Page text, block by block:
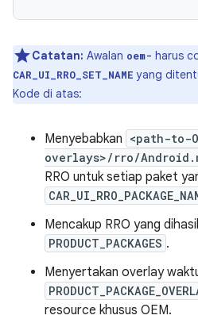
Catatan: Awalan oem- harus
CAR_UI_RRO_SET_NAME yang
Kode di atas:
Menyebabkan <path-to-
overlays>/rro/
RRO untuk setiap paket
Mencakup RRO yang
PRODUCT_PACKAGES .
Menyertakan overlay
resource khusus OEM.